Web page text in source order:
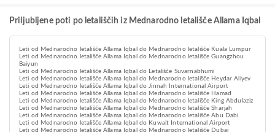
Priljubljene poti po letališčih iz Mednarodno letališče Allama Iqbal
Leti od Mednarodno letališče Allama Iqbal do Mednarodno letališče Kuala Lumpur
Leti od Mednarodno letališče Allama Iqbal do Mednarodno letališče Guangzhou
Baiyun
Leti od Mednarodno letališče Allama Iqbal do Letališče Suvarnabhumi
Leti od Mednarodno letališče Allama Iqbal do Mednarodno letališče Heydar Aliyev
Leti od Mednarodno letališče Allama Iqbal do Jinnah International Airport
Leti od Mednarodno letališče Allama Iqbal do Mednarodno letališče Hamad
Leti od Mednarodno letališče Allama Iqbal do Mednarodno letališče King Abdulaziz
Leti od Mednarodno letališče Allama Iqbal do Mednarodno letališče Sharjah
Leti od Mednarodno letališče Allama Iqbal do Mednarodno letališče Abu Dabi
Leti od Mednarodno letališče Allama Iqbal do Kuwait International Airport
Leti od Mednarodno letališče Allama Iqbal do Mednarodno letališče Dubai